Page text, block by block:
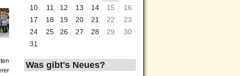
10
11 12 13 14 15
16
17
18 19 20 21 22
23
24
25 26 27 28 29
30
31
Was gibt's Neues?